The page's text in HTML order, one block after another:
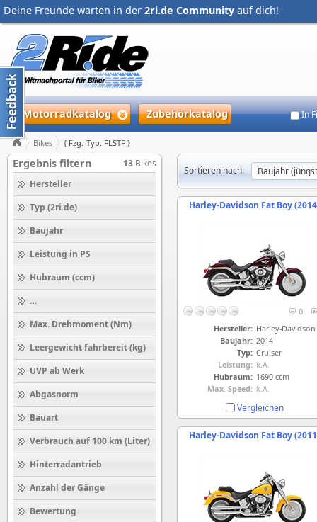
Deine Freunde warten in der 2ri.de Community auf dich!
Motorradkatalog Zubehörkatalog In
Bikes { Fzg.-Typ: FLSTF }
Ergebnis filtern 13 Bikes
Hersteller
Typ (2ri.de)
Baujahr
Leistung in PS
Hubraum (ccm)
Höchstgeschwindigkeit (km/h)
Max. Drehmoment (Nm)
Leergewicht fahrbereit (kg)
UVP ab Werk
Abgasnorm
Bauart
Verbrauch auf 100 km (Liter)
Hinterradantrieb
Anzahl der Gänge
Bewertung
Sortieren nach:
Harley-Davidson Fat Boy
0
Hersteller: Harley-Davidson
Baujahr: 2014
Typ: Cruiser
Leistung: k.A.
Hubraum: 1690 ccm
Max. Speed: k.A.
Vergleichen
Harley-Davidson Fat Boy